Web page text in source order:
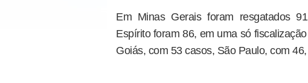
Em Minas Gerais foram resgatados
Espírito foram 86, em uma só
Goiás, com 53 casos, São Paulo, com